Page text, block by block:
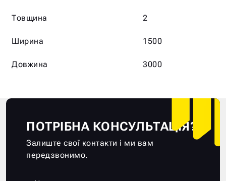
Товщина 2
Ширина 1500
Довжина 3000
ПОТРІБНА КОНСУЛЬТАЦІЯ?
Залиште свої контакти і ми вам
передзвонимо.